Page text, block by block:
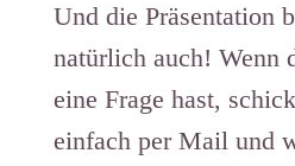
Und die Präsentation
natürlich auch! Wenn
eine Frage hast,
einfach per Mail und